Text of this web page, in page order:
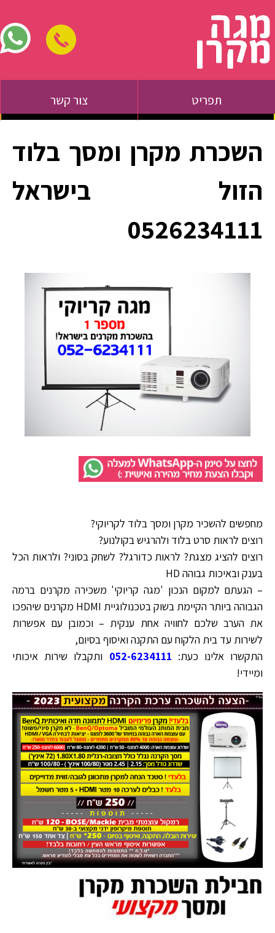
תפריט צור קשר
השכרת מקרן ומסך בלוד
הזול בישראל
0526234111
מחפשים להשכיר מקרן ומסך בלוד לקריוקי?
רוצים לראות סרט בלוד ולהרגיש בקולנוע?
רוצים להציג מצגת? לראות כדורגל? לשחק בסוני? ולראות הכל
בענק ובאיכות גבוהה HD
– הגעתם למקום הנכון 'מגה קריוקי' משכירה מקרנים ברמה
הגבוהה ביותר הקיימת בשוק בטכנולוגיית HDMI מקרנים שיהפכו
את הערב שלכם לחוויה אחת ענקית – וכמובן עם אפשרות
לשירות עד בית הלקוח עם התקנה ואיסוף בסיום,
התקשרו אלינו כעת: 052-6234111 ותקבלו שירות איכותי
ומיידי!